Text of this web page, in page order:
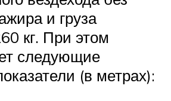
и груза
кг. При этом
следующие
(в метрах):